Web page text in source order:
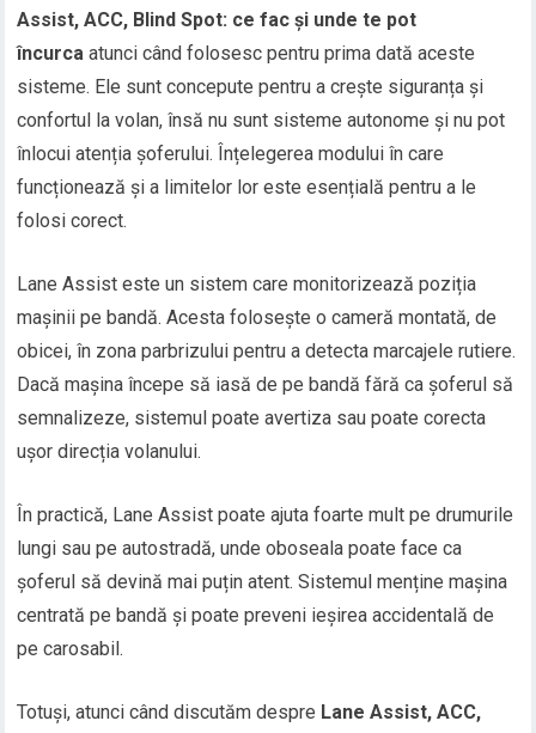
Assist, ACC, Blind Spot: ce fac și unde te pot
încurca atunci când folosesc pentru prima dată aceste
sisteme. Ele sunt concepute pentru a crește siguranța și
confortul la volan, însă nu sunt sisteme autonome și nu pot
înlocui atenția șoferului. Înțelegerea modului în care
funcționează și a limitelor lor este esențială pentru a le
folosi corect.
Lane Assist este un sistem care monitorizează poziția
mașinii pe bandă. Acesta folosește o cameră montată, de
obicei, în zona parbrizului pentru a detecta marcajele rutiere.
Dacă mașina începe să iasă de pe bandă fără ca șoferul să
semnalizeze, sistemul poate avertiza sau poate corecta
ușor direcția volanului.
În practică, Lane Assist poate ajuta foarte mult pe drumurile
lungi sau pe autostradă, unde oboseala poate face ca
șoferul să devină mai puțin atent. Sistemul menține mașina
centrată pe bandă și poate preveni ieșirea accidentală de
pe carosabil.
Totuși, atunci când discutăm despre Lane Assist, ACC,